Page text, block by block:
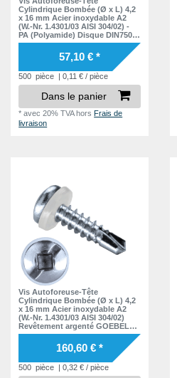
Cylindrique Bombée (Ø x L) 4,2
x 16 mm Acier inoxydable A2
(W.-Nr. 1.4301/03 AISI 304/02) -
PA (Polyamide) Disque DIN7504
SQ
57,10 € *
500 pièce | 0,11 € / pièce
Dans le panier
*avec 20% TVAhorsFrais de
livraison
Vis Autoforeuse-Tête
Cylindrique Bombée (Ø x L) 4,2
x 16 mm Acier inoxydable A2
(W.-Nr. 1.4301/03 AISI 304/02)
Revêtement argenté GOEBEL
GL - PA (Polyamide) Disque
DIN7504 SQ160,60 € *
500 pièce | 0,32 € / pièce